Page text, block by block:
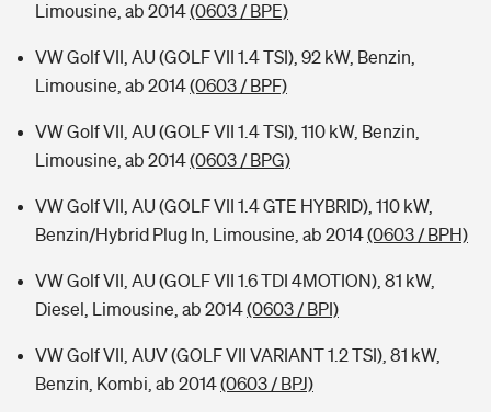
Limousine, ab 2014(0603 / BPE)
VW Golf VII, AU (GOLF VII 1.4 TSI), 92 kW, Benzin,
Limousine, ab 2014(0603 / BPF)
VW Golf VII, AU (GOLF VII 1.4 TSI), 110 kW, Benzin,
Limousine, ab 2014(0603 / BPG)
VW Golf VII, AU (GOLF VII 1.4 GTE HYBRID), 110 kW,
Benzin/Hybrid Plug In, Limousine, ab 2014(0603 / BPH)
VW Golf VII, AU (GOLF VII 1.6 TDI 4MOTION), 81 kW,
Diesel, Limousine, ab 2014(0603 / BPI)
VW Golf VII, AUV (GOLF VII VARIANT 1.2 TSI), 81 kW,
Benzin, Kombi, ab 2014(0603 / BPJ)